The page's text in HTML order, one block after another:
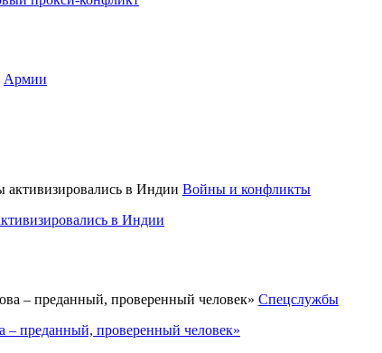
Армии
Войны и конфликты
в Индии
Спецслужбы
– преданный, проверенный человек»